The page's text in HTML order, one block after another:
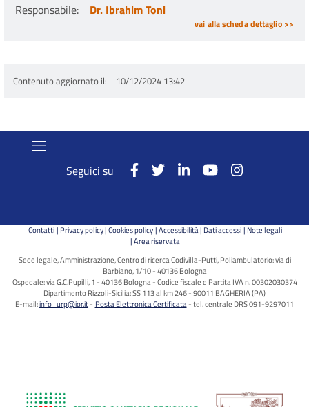
Responsabile: Dr. Ibrahim Toni
vai alla scheda dettaglio >>
Contenuto aggiornato il 10/12/2024 13:42
Seguici su
Contatti Privacy policy Cookies policy Accessibilità Dati accessi Note legali
Area riservata
Sede legale, Amministrazione, Centro di ricerca Codivilla-Putti, Poliambulatorio: via di
Barbiano, 1/10 - 40136 Bologna
Ospedale: via G.C.Pupilli, 1 - 40136 Bologna - Codice fiscale e Partita IVA n. 00302030374
Dipartimento Rizzoli-Sicilia: SS 113 al km 246 - 90011 BAGHERIA (PA)
E-mail:info_urp@ior.it Posta Elettronica Certificata tel. centrale DRS 091-9297011